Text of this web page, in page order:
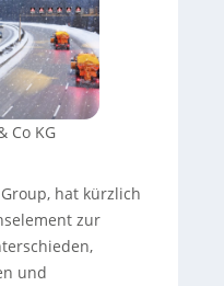
Co KG
hat kürzlich
zur
und